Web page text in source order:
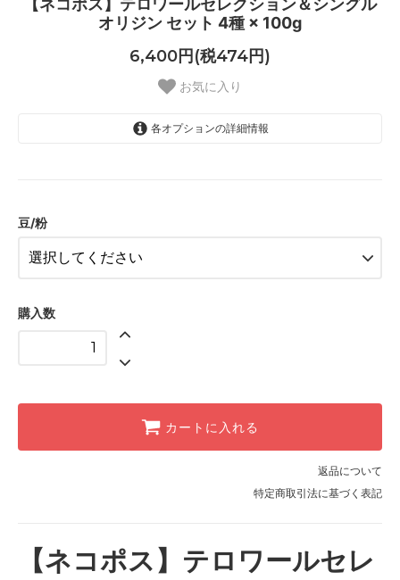
オリジン セット 4種 × 100g
6,400円(税474円)
お気に入り
各オプションの詳細情報
豆/粉
購入数
カートに入れる
返品について
特定商取引法に基づく表記
【ネコポス】テロワールセレ